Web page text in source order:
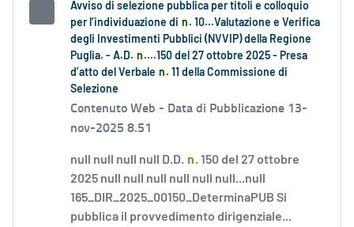
Avviso di selezione pubblica per titoli e colloquio
per l’individuazione di n . 10...Valutazione e Verifica
degli Investimenti Pubblici (NVVIP) della Regione
Puglia. - A.D. n ....150 del 27 ottobre 2025 - Presa
d’atto del Verbale n . 11 della Commissione di
Selezione
Contenuto Web - Data di Pubblicazione 13-
nov-2025 8.51
null null null null D.D. n. 150 del 27 ottobre
2025 null null null null null null...null
165_DIR_2025_00150_DeterminaPUB Si
pubblica il provvedimento dirigenziale...